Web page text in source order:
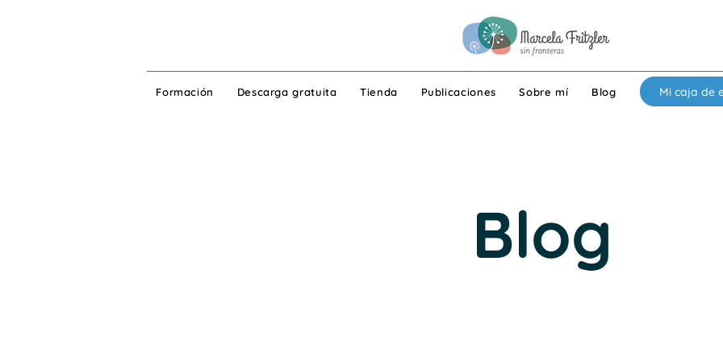
Formación Descarga gratuita Tienda Publicaciones Sobre mí Blog Mi caja de
Blog